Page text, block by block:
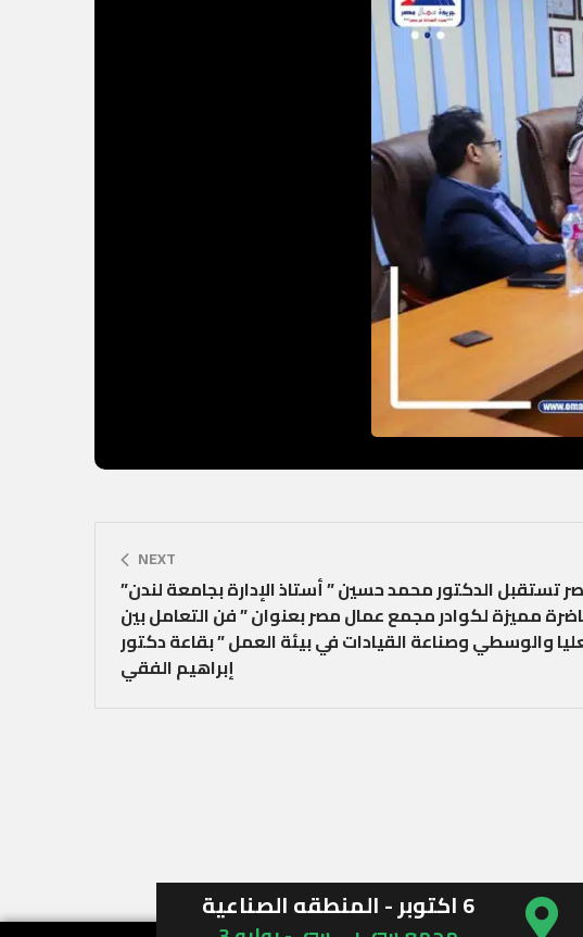
NEXT
تستقبل الدكتور محمد حسين ” أستاذ الإدارة بجامعة لندن”
مميزة لكوادر مجمع عمال مصر بعنوان ” فن التعامل بين
والوسطي وصناعة القيادات في بيئة العمل ” بقاعة دكتور
إبراهيم الفقي
6 اكتوبر - المنطقه الصناعية